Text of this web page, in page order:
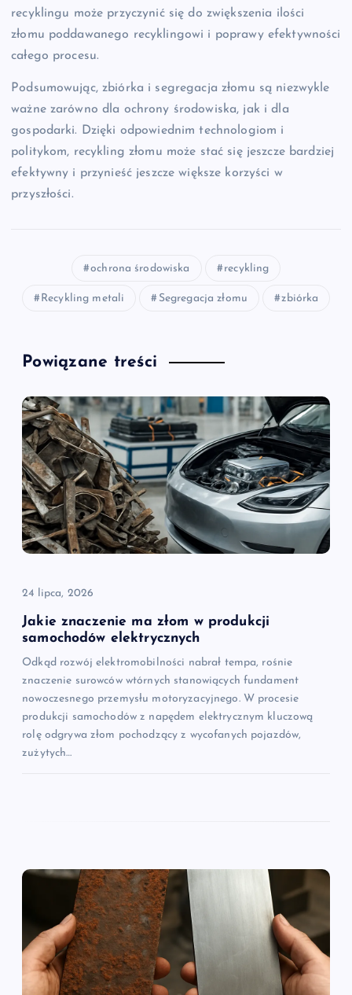
recyklingu może przyczynić się do zwiększenia ilości
złomu poddawanego recyklingowi i poprawy efektywności
całego procesu.
Podsumowując, zbiórka i segregacja złomu są niezwykle
ważne zarówno dla ochrony środowiska, jak i dla
gospodarki. Dzięki odpowiednim technologiom i
politykom, recykling złomu może stać się jeszcze bardziej
efektywny i przynieść jeszcze większe korzyści w
przyszłości.
ochrona środowiska recykling
Recykling metali Segregacja złomu zbiórka
Powiązane treści
24 lipca, 2026
Jakie znaczenie ma złom w produkcji
samochodów elektrycznych
Odkąd rozwój elektromobilności nabrał tempa, rośnie
znaczenie surowców wtórnych stanowiących fundament
nowoczesnego przemysłu motoryzacyjnego. W procesie
produkcji samochodów z napędem elektrycznym kluczową
rolę odgrywa złom pochodzący z wycofanych pojazdów,
zużytych…